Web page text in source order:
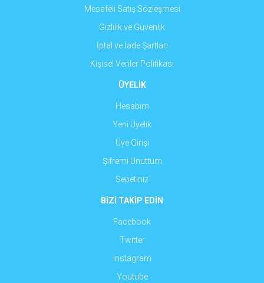
Mesafeli Satış Sözleşmesi
Gizlilik ve Güvenlik
İptal ve İade Şartları
Kişisel Veriler Politikası
ÜYELİK
Hesabım
Yeni Üyelik
Üye Girişi
Şifremi Unuttum
Sepetiniz
BİZİ TAKİP EDİN
Facebook
Twitter
Instagram
Youtube